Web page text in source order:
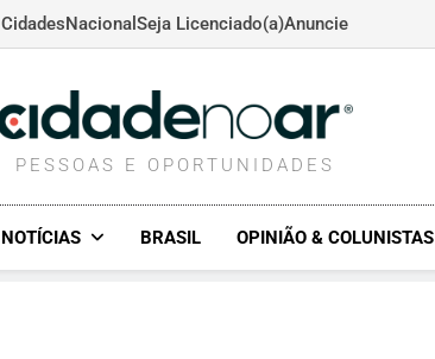
CidadesNacional Seja Licenciado(a)Anuncie
CIDADENOAR.COM
PESSOAS E OPORTUNIDADES
NOTÍCIAS BRASIL OPINIÃO & COLUNISTAS